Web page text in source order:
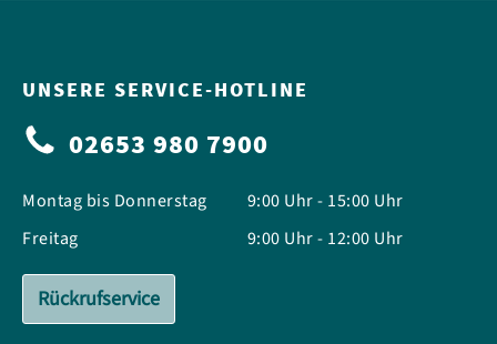
UNSERE SERVICE-HOTLINE
02653 980 7900
Montag bis Donnerstag
Freitag
9:00 Uhr - 15:00 Uhr
9:00 Uhr - 12:00 Uhr
Rückrufservice